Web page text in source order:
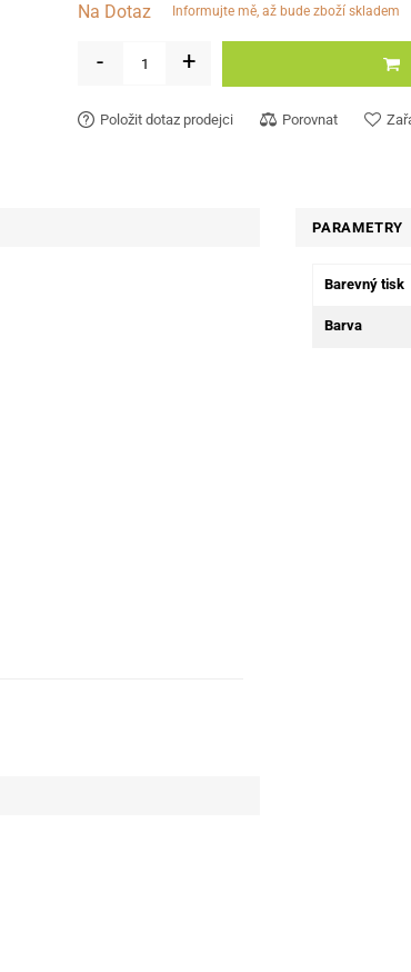
Na Dotaz informujte mě, až bude zboží skladem
- +
Položit dotaz prodejci Porovnat
PARAMETRY
Barevný tisk
Barva